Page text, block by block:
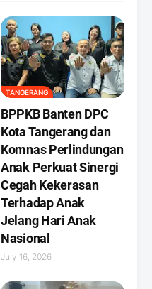
TANGERANG
BPPKB Banten DPC
Kota Tangerang dan
Komnas Perlindungan
Anak Perkuat Sinergi
Cegah Kekerasan
Terhadap Anak
Jelang Hari Anak
Nasional
July 16, 2026